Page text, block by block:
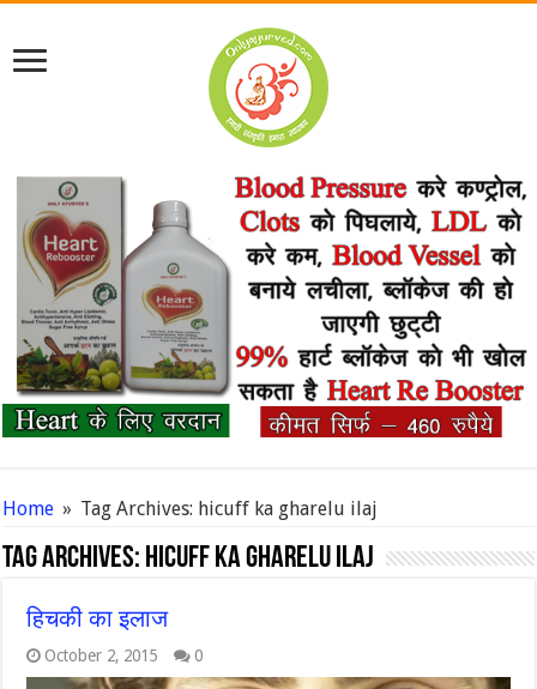
Home » Tag Archives: hicuff ka gharelu ilaj
Tag Archives: hicuff ka gharelu ilaj
हिचकी का इलाज
October 2, 2015 0